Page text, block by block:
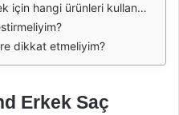
hangi ürünleri kullanmalıyım?
dikkat etmeliyim?
Erkek Saç